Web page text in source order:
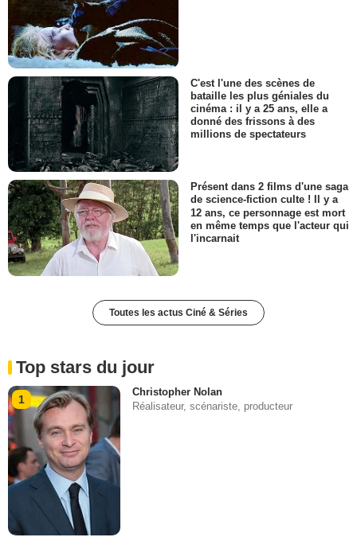
C'est l'une des scènes de
bataille les plus géniales du
cinéma : il y a 25 ans, elle a
donné des frissons à des
millions de spectateurs
Présent dans 2 films d'une saga
de science-fiction culte ! Il y a
12 ans, ce personnage est mort
en même temps que l'acteur qui
l'incarnait
Toutes les actus Ciné & Séries
Top stars du jour
1
Christopher Nolan
Réalisateur, scénariste, producteur